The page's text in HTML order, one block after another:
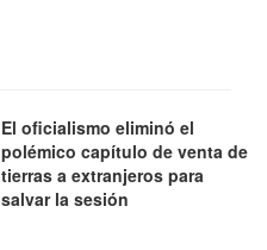
El oficialismo eliminó el
polémico capítulo de venta de
tierras a extranjeros para
salvar la sesión